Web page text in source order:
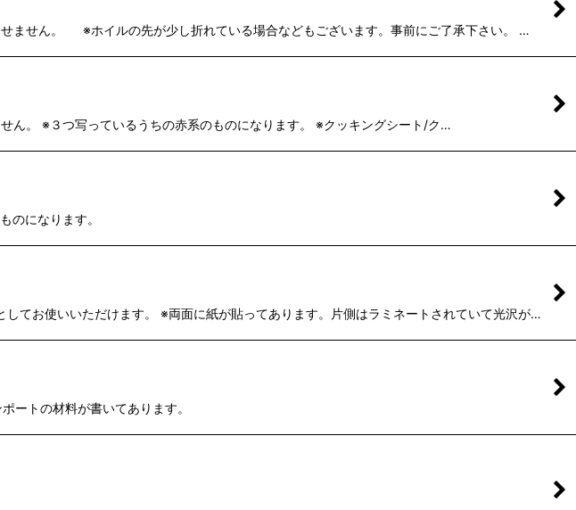
ません。 ※ホイルの先が少し折れている場合などもございます。事前にご了承下さい。 …
。 ※３つ写っているうちの赤系のものになります。 ※クッキングシート/ク…
になります。
お使いいただけます。 ※両面に紙が貼ってあります。片側はラミネートされていて光沢が…
トの材料が書いてあります。